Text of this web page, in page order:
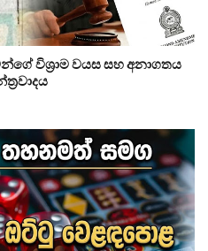
විශ්‍රාම වයස සහ අනාගතය